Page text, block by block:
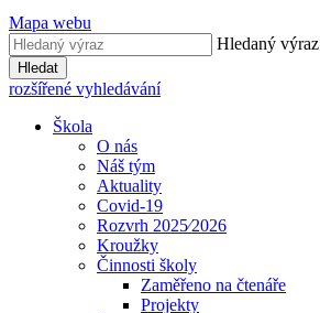
Mapa webu
Hledaný výraz
Hledat
rozšířené vyhledávání
Škola
O nás
Náš tým
Aktuality
Covid-19
Rozvrh 2025⁄2026
Kroužky
Činnosti školy
Zaměřeno na čtenáře
Projekty